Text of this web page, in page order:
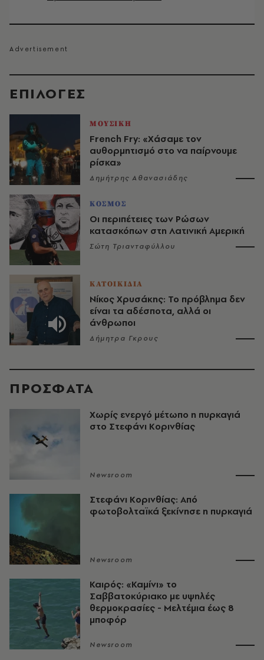
EΠΙΛΟΓΈΣ
ΜΟΥΣΙΚΗ
French Fry: «Χάσαμε τον
αυθορμητισμό στο να παίρνουμε
ρίσκα»
Δημήτρης Αθανασιάδης
ΚΟΣΜΟΣ
Οι περιπέτειες των Ρώσων
κατασκόπων στη Λατινική Αμερική
Σώτη Τριανταφύλλου
ΚΑΤΟΙΚΙΔΙΑ
Νίκος Χρυσάκης: Το πρόβλημα δεν
είναι τα αδέσποτα, αλλά οι
άνθρωποι
Δήμητρα Γκρους
ΠΡΟΣΦΑΤΑ
Χωρίς ενεργό μέτωπο η πυρκαγιά
στο Στεφάνι Κορινθίας
Newsroom
Στεφάνι Κορινθίας: Από
φωτοβολταϊκά ξεκίνησε η πυρκαγιά
Newsroom
Καιρός: «Καμίνι» το
Σαββατοκύριακο με υψηλές
θερμοκρασίες - Mελτέμια έως 8
μποφόρ
Newsroom